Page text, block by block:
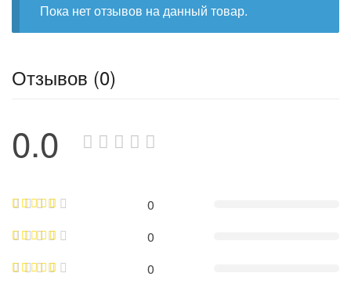
Пока нет отзывов на данный товар.
Отзывов (0)
0.0
0
0
0